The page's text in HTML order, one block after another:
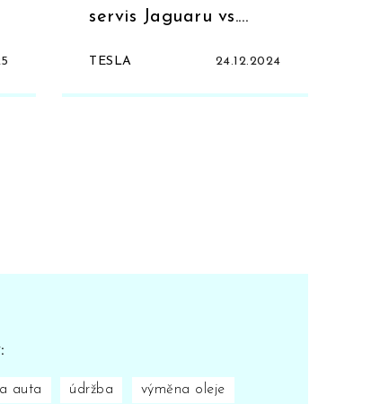
servis Jaguaru vs.
TESLA 24.12.2024
auta údržba výměna oleje